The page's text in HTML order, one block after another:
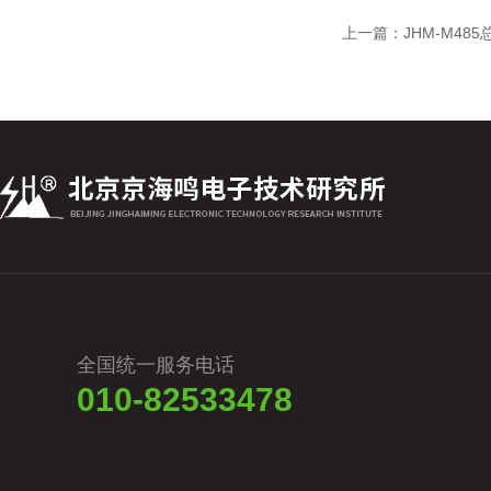
上一篇： JHM-M485
全国统一服务电话
010-82533478